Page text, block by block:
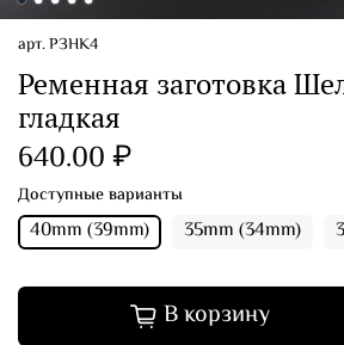
арт.РЗНК4
Ременная заготовка
гладкая
640.00 ₽
Доступные варианты
40mm (39mm) 35mm (34mm)
В корзину